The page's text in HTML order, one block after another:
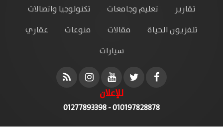
تقارير
تعليم وجامعات
تكنولوجيا واتصالات
تلفزيون الحياة
مقالات منوعات
عقاري
سيارات
للإعلان
010197828878 - 01277893398